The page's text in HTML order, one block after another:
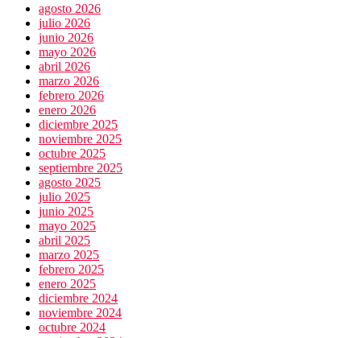
agosto 2026
julio 2026
junio 2026
mayo 2026
abril 2026
marzo 2026
febrero 2026
enero 2026
diciembre 2025
noviembre 2025
octubre 2025
septiembre 2025
agosto 2025
julio 2025
junio 2025
mayo 2025
abril 2025
marzo 2025
febrero 2025
enero 2025
diciembre 2024
noviembre 2024
octubre 2024